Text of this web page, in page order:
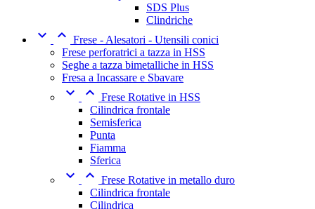
SDS Plus
Clindriche
  Frese - Alesatori - Utensili conici
Frese perforatrici a tazza in HSS
Seghe a tazza bimetalliche in HSS
Fresa a Incassare e Sbavare
  Frese Rotative in HSS
Cilindrica frontale
Semisferica
Punta
Fiamma
Sferica
  Frese Rotative in metallo duro
Cilindrica frontale
Cilindrica